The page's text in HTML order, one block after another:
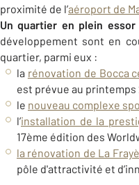
proximité de l’aéroport de
Un quartier en plein essor
développement sont en
quartier, parmi eux :
la rénovation de Bocca
est prévue au printemps
le nouveau complexe
l’installation de la
17ème édition des
la rénovation de La
pôle d'attractivité et